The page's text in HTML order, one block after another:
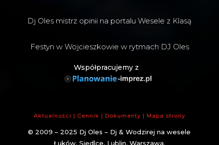
Dj Oles mistrz opinii na portalu Wesele z Klasą
Festyn w Wojcieszkowie w rytmach DJ Oles
Współpracujemy z
Aktualności | Cennik | Dokumenty | Mapa strony
© 2009 – 2025 Dj Oles – Dj & Wodzirej na wesele
Łuków, Siedlce, Lublin, Warszawa.